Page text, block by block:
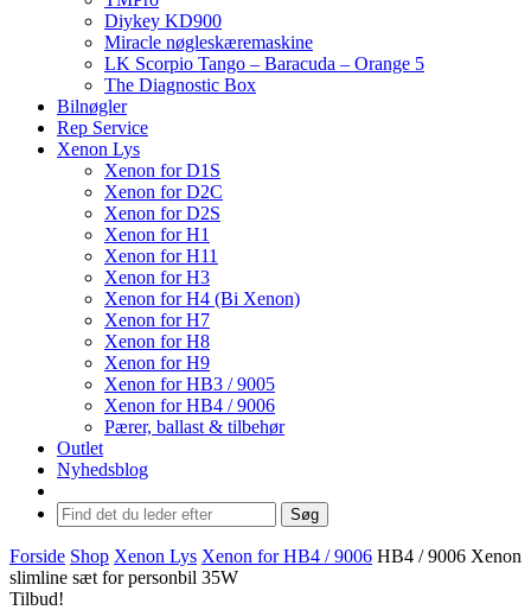
Diykey KD900
Miracle nøgleskæremaskine
LK Scorpio Tango – Baracuda – Orange 5
The Diagnostic Box
Bilnøgler
Rep Service
Xenon Lys
Xenon for D1S
Xenon for D2C
Xenon for D2S
Xenon for H1
Xenon for H11
Xenon for H3
Xenon for H4 (Bi Xenon)
Xenon for H7
Xenon for H8
Xenon for H9
Xenon for HB3 / 9005
Xenon for HB4 / 9006
Pærer, ballast & tilbehør
Outlet
Nyhedsblog
Søg
Forside Shop Xenon Lys Xenon for HB4 / 9006 HB4 / 9006 Xenon
slimline sæt for personbil 35W
Tilbud!